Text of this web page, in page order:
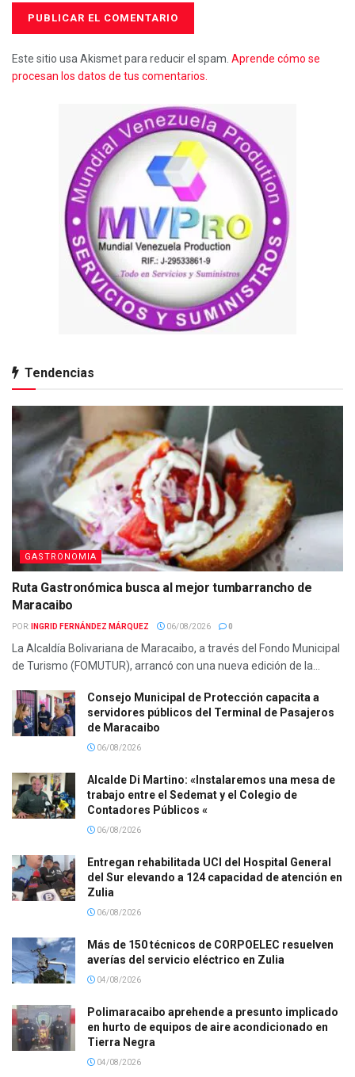
Este sitio usa Akismet para reducir el spam. Aprende cómo se
procesan los datos de tus comentarios.
Tendencias
GASTRONOMIA
Ruta Gastronómica busca al mejor tumbarrancho de
Maracaibo
POR: INGRID FERNÁNDEZ MÁRQUEZ 06/08/2026 0
La Alcaldía Bolivariana de Maracaibo, a través del Fondo Municipal
de Turismo (FOMUTUR), arrancó con una nueva edición de la...
Consejo Municipal de Protección capacita a
servidores públicos del Terminal de Pasajeros
de Maracaibo
06/08/2026
Alcalde Di Martino: «Instalaremos una mesa de
trabajo entre el Sedemat y el Colegio de
Contadores Públicos «
06/08/2026
Entregan rehabilitada UCI del Hospital General
del Sur elevando a 124 capacidad de atención en
Zulia
06/08/2026
Más de 150 técnicos de CORPOELEC resuelven
averías del servicio eléctrico en Zulia
04/08/2026
Polimaracaibo aprehende a presunto implicado
en hurto de equipos de aire acondicionado en
Tierra Negra
04/08/2026